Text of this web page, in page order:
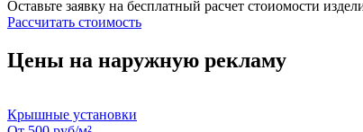
Оставьте заявку на бесплатный расчет стоиомости
Рассчитать стоимость
Цены на наружную рекламу
Крышные установки